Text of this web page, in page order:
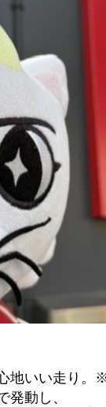
地いい走り。
発動し、